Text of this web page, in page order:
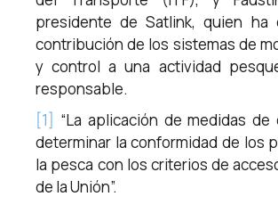
presidente de Satlink, quien ha
contribución de los sistemas de
y control a una actividad
responsable.
[1] “La aplicación de medidas
determinar la conformidad de los
la pesca con los criterios de
de la Unión”.